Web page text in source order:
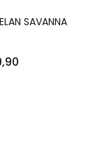
SAVANNA